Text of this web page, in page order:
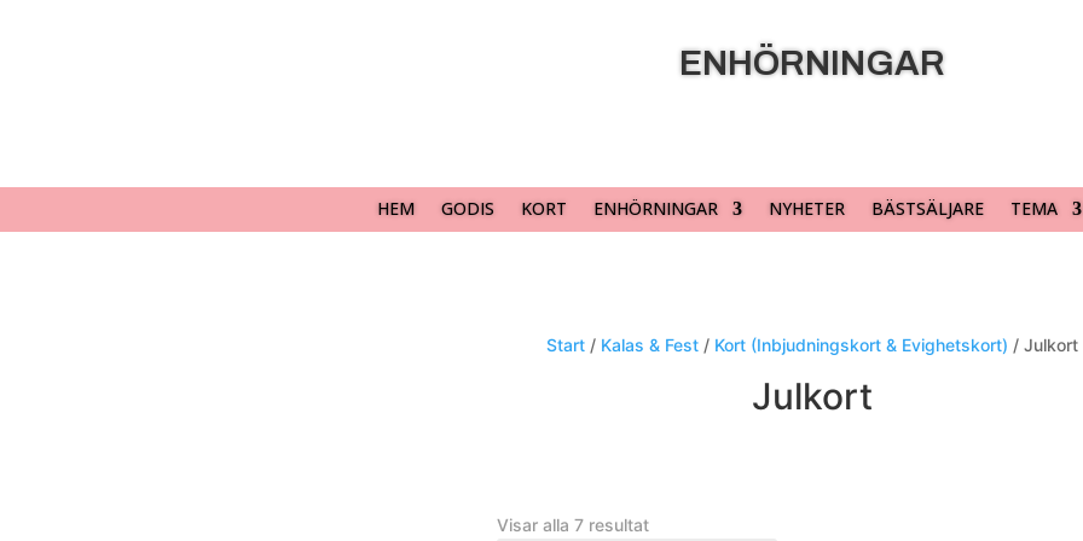
ENHÖRNINGAR
HEM GODIS KORT ENHÖRNINGAR NYHETER BÄSTSÄLJARE TEMA
Start / Kalas & Fest / Kort (Inbjudningskort & Evighetskort) / Julkort
Julkort
Visar alla 7 resultat